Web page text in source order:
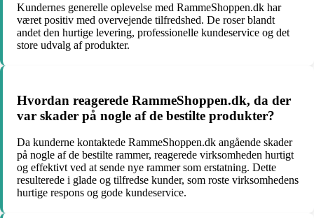
Kundernes generelle oplevelse med RammeShoppen.dk har
været positiv med overvejende tilfredshed. De roser blandt
andet den hurtige levering, professionelle kundeservice og det
store udvalg af produkter.
Hvordan reagerede RammeShoppen.dk, da der
var skader på nogle af de bestilte produkter?
Da kunderne kontaktede RammeShoppen.dk angående skader
på nogle af de bestilte rammer, reagerede virksomheden hurtigt
og effektivt ved at sende nye rammer som erstatning. Dette
resulterede i glade og tilfredse kunder, som roste virksomhedens
hurtige respons og gode kundeservice.